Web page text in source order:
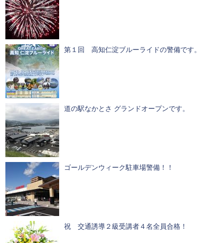
第１回 高知仁淀ブルーライドの警備です。
道の駅なかとさ グランドオープンです。
ゴールデンウィーク駐車場警備！！
祝 交通誘導２級受講者４名全員合格！